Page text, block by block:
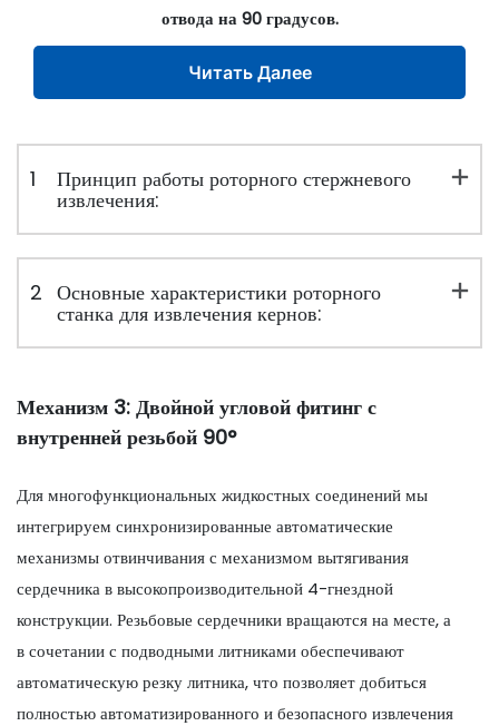
отвода на 90 градусов.
Читать Далее
1 Принцип работы роторного стержневого
извлечения:
2 Основные характеристики роторного
станка для извлечения кернов:
Механизм 3: Двойной угловой фитинг с
внутренней резьбой 90°
Для многофункциональных жидкостных соединений мы
интегрируем синхронизированные автоматические
механизмы отвинчивания с механизмом вытягивания
сердечника в высокопроизводительной 4-гнездной
конструкции. Резьбовые сердечники вращаются на месте, а
в сочетании с подводными литниками обеспечивают
автоматическую резку литника, что позволяет добиться
полностью автоматизированного и безопасного извлечения